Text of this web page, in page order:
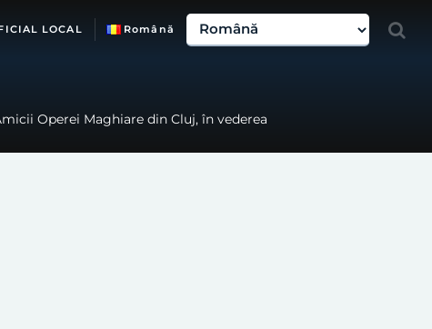
LOCAL Română
Operei Maghiare din Cluj, în vederea